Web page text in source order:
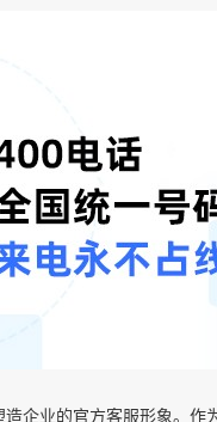
造企业的官方客服形象。作